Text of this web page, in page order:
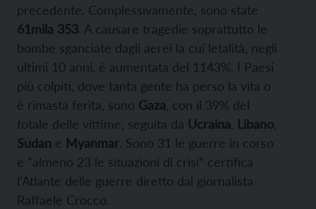
precedente. Complessivamente, sono state
61mila 353. A causare tragedie soprattutto le
bombe sganciate dagli aerei la cui letalità, negli
ultimi 10 anni, è aumentata del 1143%. I Paesi
più colpiti, dove tanta gente ha perso la vita o
è rimasta ferita, sono Gaza, con il 39% del
totale delle vittime, seguita da Ucraina, Libano,
Sudan e Myanmar. Sono 31 le guerre in corso
e “almeno 23 le situazioni di crisi” certifica
l’Atlante delle guerre diretto dal giornalista
Raffaele Crocco.